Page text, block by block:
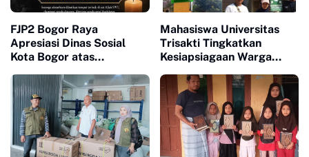
FJP2 Bogor Raya
Apresiasi Dinas Sosial
Kota Bogor atas
Almarhum Wartawan
Senior Hirawan (Om
Dewa)
Mahasiswa Universitas
Trisakti Tingkatkan
Kesiapsiagaan Warga
Gempa melalui Program
KUM-ITT 2026